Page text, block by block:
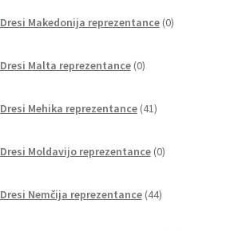
Dresi Makedonija reprezentance 0izdelkov
Dresi Malta reprezentance 0izdelkov
Dresi Mehika reprezentance 41izdelkov
Dresi Moldavijo reprezentance 0izdelkov
Dresi Nemčija reprezentance 44izdelkov